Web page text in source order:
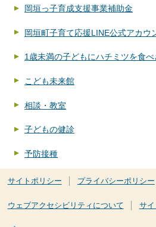
岡垣っ子育成支援事業補助金
岡垣町子育て応援LINE公式アカウ
1歳未満の子どもにハチミツを食
こども未来館
相談・教室
子どもの健診
予防接種
サイトポリシー プライバシーポリシー
ウェブアクセシビリティについて サ